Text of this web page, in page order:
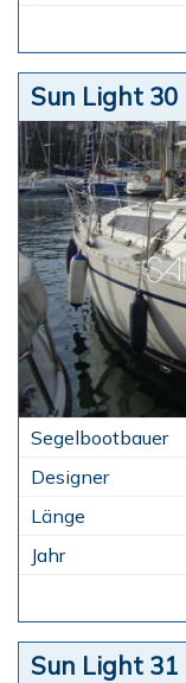
Sun Light 30
Sun Light 31